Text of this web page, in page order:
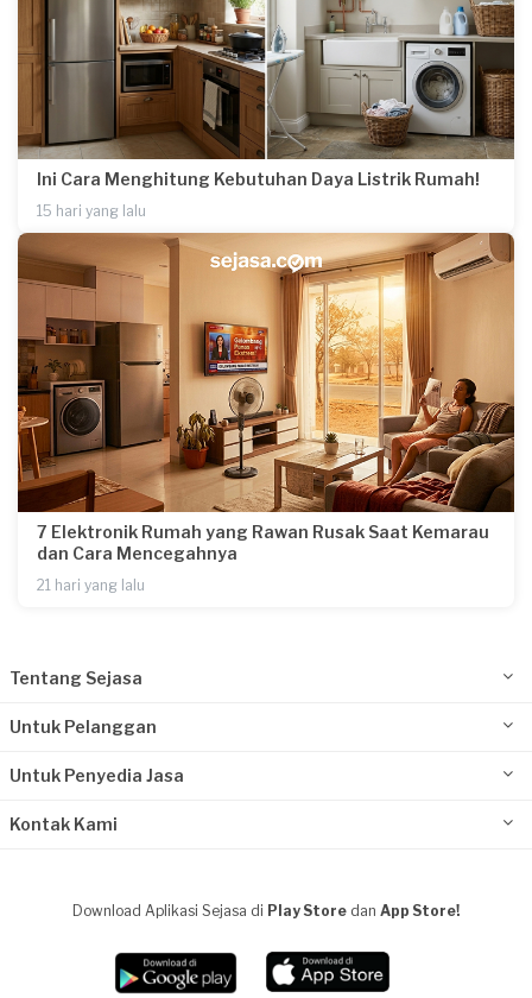
Ini Cara Menghitung Kebutuhan Daya Listrik Rumah!
15 hari yang lalu
7 Elektronik Rumah yang Rawan Rusak Saat Kemarau
dan Cara Mencegahnya
21 hari yang lalu
Tentang Sejasa
Untuk Pelanggan
Untuk Penyedia Jasa
Kontak Kami
Download Aplikasi Sejasa di Play Store dan App Store!